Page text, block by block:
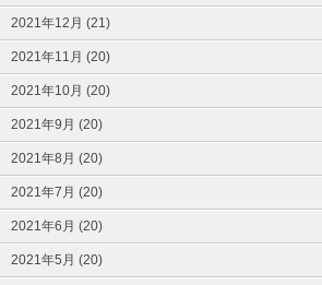
2021年12月 (21)
2021年11月 (20)
2021年10月 (20)
2021年9月 (20)
2021年8月 (20)
2021年7月 (20)
2021年6月 (20)
2021年5月 (20)